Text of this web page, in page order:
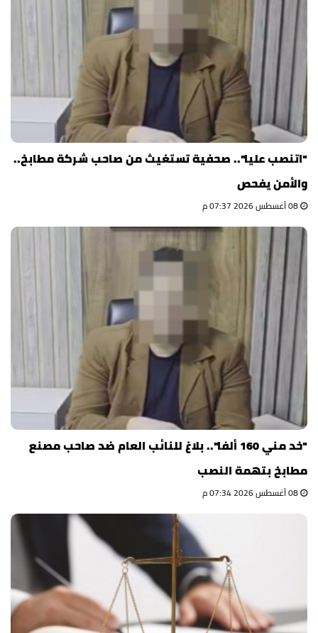
"اتنصب عليا".. صحفية تستغيث من صاحب شركة مطابخ..
والأمن يفحص
"خد مني 160 ألفا".. بلاغ للنائب العام ضد صاحب مصنع
مطابخ بتهمة النصب